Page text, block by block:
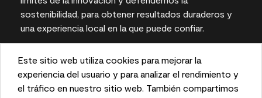
This website uses cookies to enhance user experience
and to analyze performance and traffic on our website.
Este sitio web utiliza cookies para mejorar la
experiencia del usuario y para analizar el rendimiento y
el tráfico en nuestro sitio web. También compartimos
sostenibilidad, para obtener resultados duraderos y
una experiencia local en la que puede confiar.
Las representaciones del color en pantallas e
impresas pueden variar con respecto a los colores